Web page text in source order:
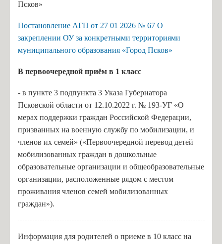
Псков»
Постановление АГП от 27 01 2026 № 67 О
закреплении ОУ за конкретными территориями
муниципального образования «Город Псков»
В первоочередной приём в 1 класс
- в пункте 3 подпункта 3 Указа Губернатора
Псковской области от 12.10.2022 г. № 193-УГ «О
мерах поддержки граждан Российской Федерации,
призванных на военную службу по мобилизации, и
членов их семей» («Первоочередной перевод детей
мобилизованных граждан в дошкольные
образовательные организации и общеобразовательные
организации, расположенные рядом с местом
проживания членов семей мобилизованных
граждан»).
Информация для родителей о приеме в 10 класс на